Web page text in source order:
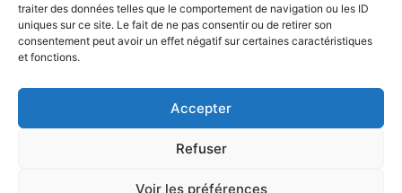
traiter des données telles que le comportement de navigation ou les ID
uniques sur ce site. Le fait de ne pas consentir ou de retirer son
consentement peut avoir un effet négatif sur certaines caractéristiques
et fonctions.
Accepter
Refuser
Voir les préférences
Bodyboard
Politique de confidentialité